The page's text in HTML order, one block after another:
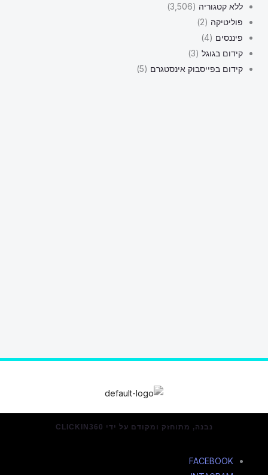
ללא קטגוריה (3,506)
פוליטיקה (2)
פיננסים (4)
קידום בגוגל (3)
קידום בפייסבוק אינסטגרם (5)
נבנה, מתוחזק ומקודם על ידי CLICKIN360
FACEBOOK